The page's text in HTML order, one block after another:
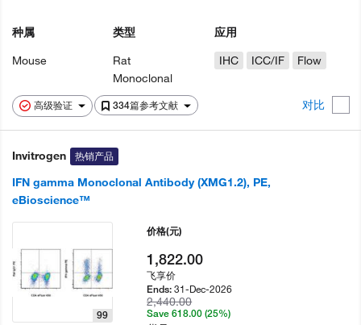
高级验证 334篇参考文献 对比
种属
Mouse
类型
Rat
Monoclonal
应用
IHC
ICC/IF Flow
Invitrogen 热销产品
IFN gamma Monoclonal Antibody (XMG1.2), PE,
eBioscience™
99
价格(元)
1,822.00
飞享价
Ends:31-Dec-2026
2,440.00
Save 618.00 (25%)